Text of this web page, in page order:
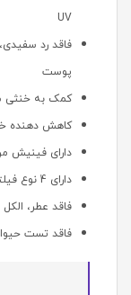
UV
فاقد رد
پوست
کمک به خنثی
کاهش دهنده
دارای فینیش
دارای 4 نوع فیلتر حفاظت کننده از پوست
فاقد عطر،
فاقد تست